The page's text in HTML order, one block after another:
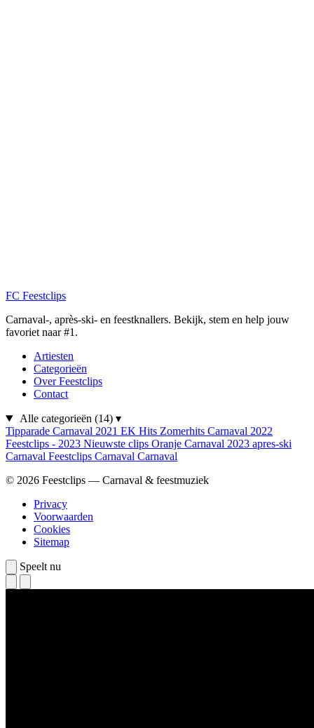
FC Feestclips
Carnaval-, après-ski- en feestknallers. Bekijk, stem en help jouw
favoriet naar #1.
Artiesten
Categorieën
Over Feestclips
Contact
Alle categorieën (14) ▾
Tipparade Carnaval 2021 EK Hits Zomerhits Carnaval 2022
Feestclips - 2023 Nieuwste clips Oranje Carnaval 2023 apres-ski
Carnaval Feestclips Carnaval Carnaval
© 2026 Feestclips — Carnaval & feestmuziek
Privacy
Voorwaarden
Cookies
Sitemap
Speelt nu